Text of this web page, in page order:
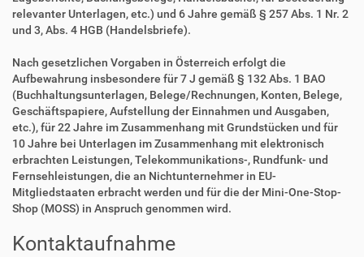
relevanter Unterlagen, etc.) und 6 Jahre gemäß § 257 Abs. 1 Nr. 2
und 3, Abs. 4 HGB (Handelsbriefe).
Nach gesetzlichen Vorgaben in Österreich erfolgt die
Aufbewahrung insbesondere für 7 J gemäß § 132 Abs. 1 BAO
(Buchhaltungsunterlagen, Belege/Rechnungen, Konten, Belege,
Geschäftspapiere, Aufstellung der Einnahmen und Ausgaben,
etc.), für 22 Jahre im Zusammenhang mit Grundstücken und für
10 Jahre bei Unterlagen im Zusammenhang mit elektronisch
erbrachten Leistungen, Telekommunikations-, Rundfunk- und
Fernsehleistungen, die an Nichtunternehmer in EU-
Mitgliedstaaten erbracht werden und für die der Mini-One-Stop-
Shop (MOSS) in Anspruch genommen wird.
Kontaktaufnahme